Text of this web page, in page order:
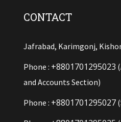
CONTACT
Jafrabad, Karimgonj,
Phone : +8801701295023
and Accounts Section)
Phone : +8801701295027